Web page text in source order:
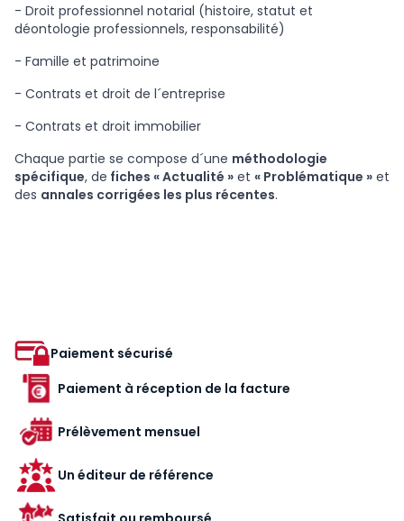
- Droit professionnel notarial (histoire, statut et
déontologie professionnels, responsabilité)
- Famille et patrimoine
- Contrats et droit de l´entreprise
- Contrats et droit immobilier
Chaque partie se compose d´une méthodologie
spécifique, de fiches « Actualité » et « Problématique » et
des annales corrigées les plus récentes.
Paiement sécurisé
Paiement à réception de la facture
Prélèvement mensuel
Un éditeur de référence